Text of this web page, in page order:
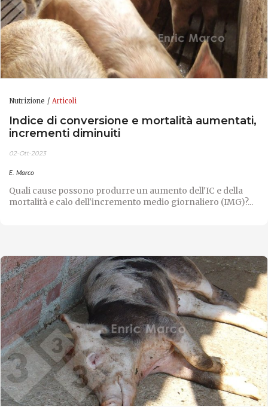
Nutrizione Articoli
Indice di conversione e mortalità aumentati,
incrementi diminuiti
02-Ott-2023
E. Marco
Quali cause possono produrre un aumento dell'IC e della
mortalità e calo dell'incremento medio giornaliero (IMG)?...